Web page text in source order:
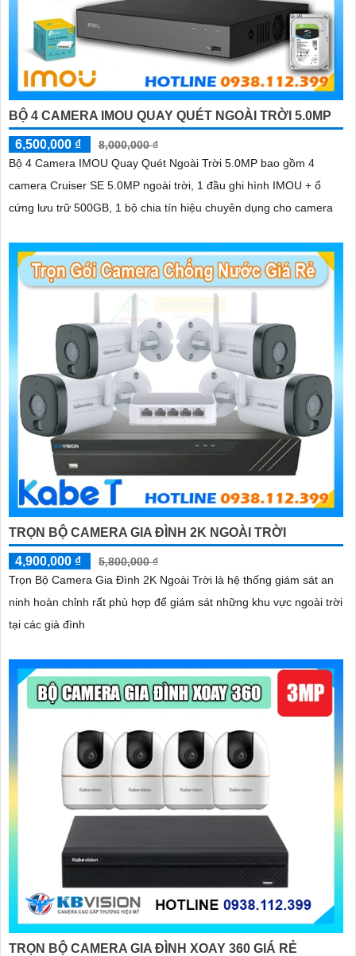
BỘ 4 CAMERA IMOU QUAY QUÉT NGOÀI TRỜI 5.0MP
6,500,000 ₫
8,000,000 ₫
Bộ 4 Camera IMOU Quay Quét Ngoài Trời 5.0MP bao gồm 4
camera Cruiser SE 5.0MP ngoài trời, 1 đầu ghi hình IMOU + ổ
cứng lưu trữ 500GB, 1 bộ chia tín hiệu chuyên dụng cho camera
TRỌN BỘ CAMERA GIA ĐÌNH 2K NGOÀI TRỜI
4,900,000 ₫
5,800,000 ₫
Trọn Bộ Camera Gia Đình 2K Ngoài Trời là hệ thống giám sát an
ninh hoàn chỉnh rất phù hợp để giám sát những khu vực ngoài trời
tại các già đình
TRỌN BỘ CAMERA GIA ĐÌNH XOAY 360 GIÁ RẺ